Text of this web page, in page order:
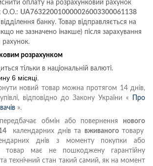
оплату на розрахунковий рахунок
О.О.: UA763220010000026003300061138
банку. Товар відправляється на
не зазначено інакше) після зарахування
розрахунком
тільки в національній валюті.
6 місяці.
новий товар можна протягом 14 днів,
відповідно до Закону України «
Про
».
обмін або повернення
нового
календарних днів та вживаноготовару
днів з моменту покупки або
товар має не пошкоджену гарантійну
технічний стан такий самий, як на момент